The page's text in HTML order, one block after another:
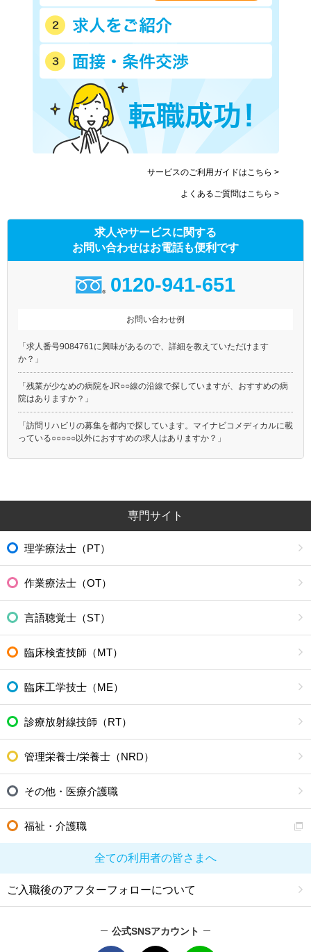
サービスのご利用ガイドはこちら >
よくあるご質問はこちら >
求人やサービスに関する
お問い合わせはお電話も便利です
0120-941-651
お問い合わせ例
「求人番号9084761に興味があるので、詳細を教えていただけます
か？」
「残業が少なめの病院をJR○○線の沿線で探していますが、おすすめの病
院はありますか？」
「訪問リハビリの募集を都内で探しています。マイナビコメディカルに載
っている○○○○○以外におすすめの求人はありますか？」
専門サイト
理学療法士（PT）
作業療法士（OT）
言語聴覚士（ST）
臨床検査技師（MT）
臨床工学技士（ME）
診療放射線技師（RT）
管理栄養士/栄養士（NRD）
その他・医療介護職
福祉・介護職
全ての利用者の皆さまへ
ご入職後のアフターフォローについて
公式SNSアカウント